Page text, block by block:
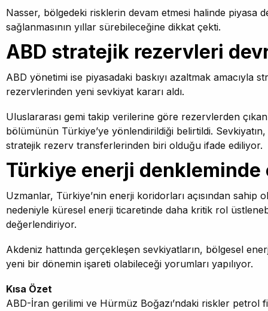
Nasser, bölgedeki risklerin devam etmesi halinde piyasa
sağlanmasının yıllar sürebileceğine dikkat çekti.
ABD stratejik rezervleri
ABD yönetimi ise piyasadaki baskıyı azaltmak amacıyla
rezervlerinden yeni sevkiyat kararı aldı.
Uluslararası gemi takip verilerine göre rezervlerden
bölümünün Türkiye’ye yönlendirildiği belirtildi. Sevkiyatın,
stratejik rezerv transferlerinden biri olduğu ifade ediliyor.
Türkiye enerji denkleminde
Uzmanlar, Türkiye’nin enerji koridorları açısından sahip
nedeniyle küresel enerji ticaretinde daha kritik rol
değerlendiriyor.
Akdeniz hattında gerçekleşen sevkiyatların, bölgesel
yeni bir dönemin işareti olabileceği yorumları yapılıyor.
Kısa Özet
ABD-İran gerilimi ve Hürmüz Boğazı’ndaki riskler petrol